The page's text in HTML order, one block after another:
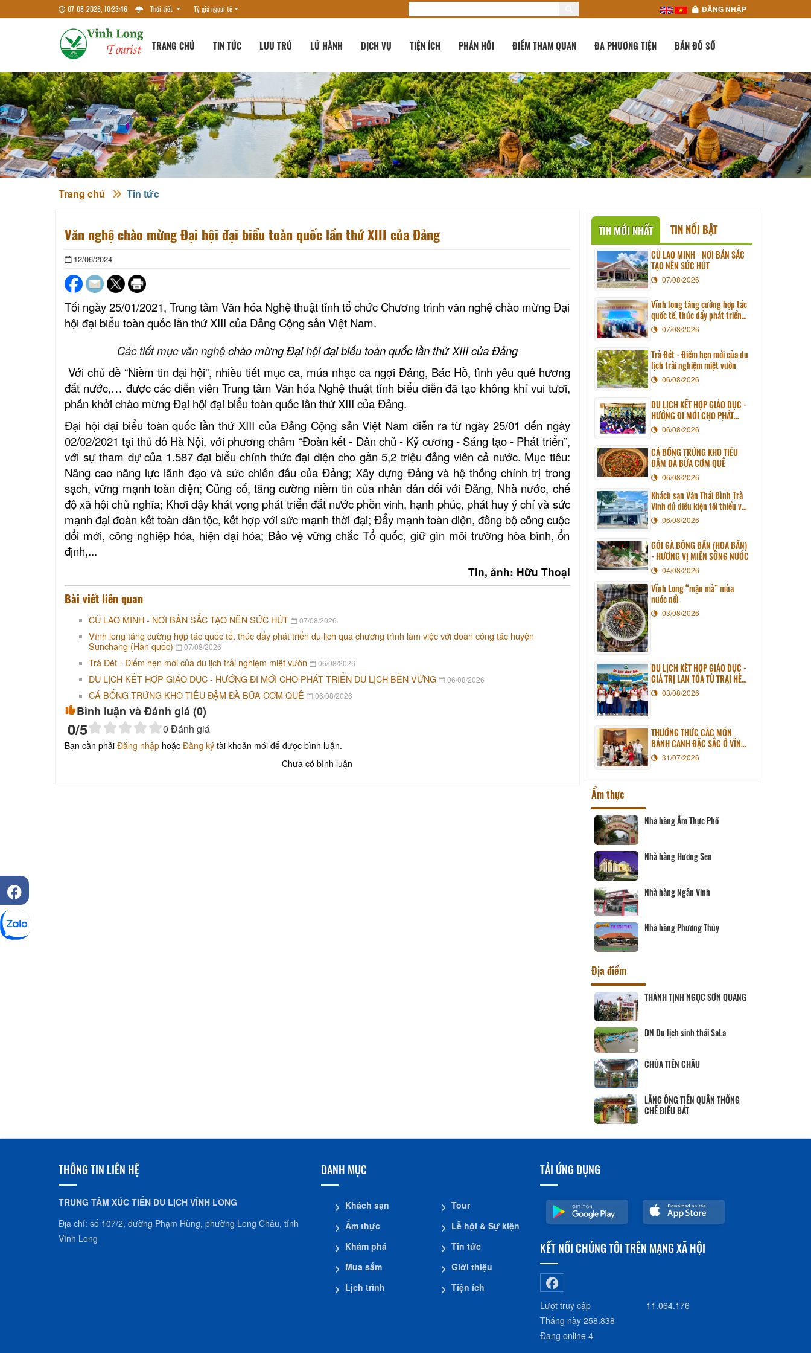
07-08-2026, 10:23:47 Thời tiết Tỷ giá ngoại tệ ĐĂNG NHẬP
TRANG CHỦ TIN TỨC LƯU TRÚ LỮ HÀNH DỊCH VỤ TIỆN ÍCH PHẢN HỒI ĐIỂM THAM QUAN ĐA PHƯƠNG TIỆN BẢN ĐỒ SỐ
Trang chủ Tin tức
Văn nghệ chào mừng Đại hội đại biểu toàn quốc lần thứ XIII của Đảng
12/06/2024
Tối ngày 25/01/2021, Trung tâm Văn hóa Nghệ thuật tỉnh tổ chức Chương trình văn nghệ chào mừng Đại
hội đại biểu toàn quốc lần thứ XIII của Đảng Cộng sản Việt Nam.
Các tiết mục văn nghệchào mừng Đại hội đại biểu toàn quốc lần thứ XIII của Đảng
Với chủ đề “Niềm tin đại hội”, nhiều tiết mục ca, múa nhạc ca ngợi Đảng, Bác Hồ, tình yêu quê hương
đất nước,… được các diễn viên Trung tâm Văn hóa Nghệ thuật tỉnh biểu diễn đã tạo không khí vui tươi,
phấn khởi chào mừng Đại hội đại biểu toàn quốc lần thứ XIII của Đảng.
Đại hội đại biểu toàn quốc lần thứ XIII của Đảng Cộng sản Việt Nam diễn ra từ ngày 25/01 đến ngày
02/02/2021 tại thủ đô Hà Nội, với phương châm “Đoàn kết - Dân chủ - Kỷ cương - Sáng tạo - Phát triển”,
với sự tham dự của 1.587 đại biểu chính thức đại diện cho gần 5,2 triệu đảng viên cả nước. Mục tiêu:
Nâng cao năng lực lãnh đạo và sức chiến đấu của Đảng; Xây dựng Đảng và hệ thống chính trị trong
sạch, vững mạnh toàn diện; Củng cố, tăng cường niềm tin của nhân dân đối với Đảng, Nhà nước, chế
độ xã hội chủ nghĩa; Khơi dậy khát vọng phát triển đất nước phồn vinh, hạnh phúc, phát huy ý chí và sức
mạnh đại đoàn kết toàn dân tộc, kết hợp với sức mạnh thời đại; Đẩy mạnh toàn diện, đồng bộ công cuộc
đổi mới, công nghiệp hóa, hiện đại hóa; Bảo vệ vững chắc Tổ quốc, giữ gìn môi trường hòa bình, ổn
định,...
Tin, ảnh: Hữu Thoại
Bài viết liên quan
CÙ LAO MINH - NƠI BẢN SẮC TẠO NÊN SỨC HÚT 07/08/2026
Vĩnh long tăng cường hợp tác quốc tế, thúc đẩy phát triển du lịch qua chương trình làm việc với đoàn công tác huyện
Sunchang (Hàn quốc)
07/08/2026
Trà Đét - Điểm hẹn mới của du lịch trải nghiệm miệt vườn 06/08/2026
DU LỊCH KẾT HỢP GIÁO DỤC - HƯỚNG ĐI MỚI CHO PHÁT TRIỂN DU LỊCH BỀN VỮNG 06/08/2026
CÁ BỐNG TRỨNG KHO TIÊU ĐẬM ĐÀ BỮA CƠM QUÊ 06/08/2026
Bình luận và Đánh giá (0)
0/5 0 Đánh giá
Bạn cần phải Đăng nhập hoặc Đăng ký tài khoản mới để được bình luận.
Chưa có bình luận
TIN MỚI NHẤT TIN NỔI BẬT
CÙ LAO MINH - NƠI BẢN SẮC
TẠO NÊN SỨC HÚT
07/08/2026
Vĩnh long tăng cường hợp tác
quốc tế, thúc đẩy phát triển
du lịch qua chương trình làm
việc với đoàn công tác huyện
Sunchang (Hàn quốc)
07/08/2026
Trà Đét - Điểm hẹn mới của du
lịch trải nghiệm miệt vườn
06/08/2026
DU LỊCH KẾT HỢP GIÁO DỤC -
HƯỚNG ĐI MỚI CHO PHÁT
TRIỂN DU LỊCH BỀN VỮNG
06/08/2026
CÁ BỐNG TRỨNG KHO TIÊU
ĐẬM ĐÀ BỮA CƠM QUÊ
06/08/2026
Khách sạn Văn Thái Bình Trà
Vinh đủ điều kiện tối thiểu về
cơ sở vật chất kỹ thuật và
dịch vụ của cơ sở lưu trú du
lịch
06/08/2026
GỎI GÀ BÔNG BẦN (HOA BẦN)
- HƯƠNG VỊ MIỀN SÔNG NƯỚC
04/08/2026
Vĩnh Long “mặn mà” mùa
nước nổi
03/08/2026
DU LỊCH KẾT HỢP GIÁO DỤC -
GIÁ TRỊ LAN TỎA TỪ TRẠI HÈ
PHƯƠNG NAM NĂM 2026
03/08/2026
THƯỞNG THỨC CÁC MÓN
BÁNH CANH ĐẶC SẮC Ở VĨNH
LONG31/07/2026
Ẩm thực
Nhà hàng Ẩm Thực Phố
Nhà hàng Hương Sen
Nhà hàng Ngân Vinh
Nhà hàng Phương Thủy
Địa điểm
THÁNH TỊNH NGỌC SƠN QUANG
DN Du lịch sinh thái SaLa
CHÙA TIÊN CHÂU
LĂNG ÔNG TIỀN QUÂN THỐNG
CHẾ ĐIỀU BÁT
THÔNG TIN LIÊN HỆ
TRUNG TÂM XÚC TIẾN DU LỊCH VĨNH LONG
Địa chỉ: số 107/2, đường Phạm Hùng, phường Long Châu, tỉnh
Vĩnh Long
DANH MỤC
Khách sạn
Ẩm thực
Khám phá
Mua sắm
Lịch trình
Tour
Lễ hội & Sự kiện
Tin tức
Giới thiệu
Tiện ích
TẢI ỨNG DỤNG
KẾT NỐI CHÚNG TÔI TRÊN MẠNG XÃ HỘI
Lượt truy cập
11.064.176
Tháng này 258.838
Đang online 4